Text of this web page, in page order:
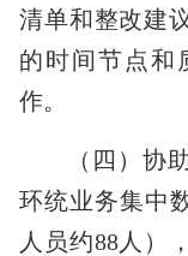
清单和整改建
的时间节点和
作。
（四）协
环统业务集中
人员约88人）